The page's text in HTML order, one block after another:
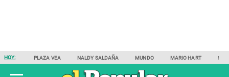
HOY: PLAZA VEA NALDY SALDAÑA MUNDO MARIO HART